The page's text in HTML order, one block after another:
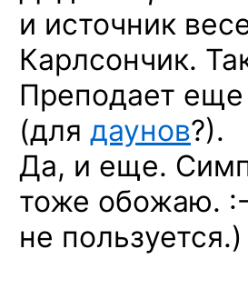
и источник
Карлсончик.
Преподает
(для даунов?).
Да, и еще.
тоже обожаю.
не пользуется.)